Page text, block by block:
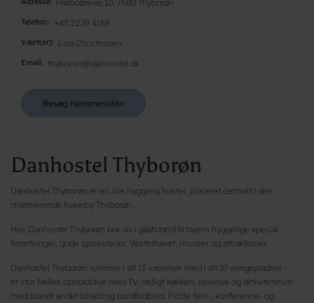
Harboørevej 10, 7680 Thyborøn
Telefon +45 2239 4183
Vært(er) Lisa Christensen
Email thyboron@danhostel.dk
Besøg hjemmesiden
Danhostel Thyborøn
Danhostel Thyborøn er en lille hyggelig hostel, placeret centralt i den
charmerende fiskerby Thyborøn.
Hos Danhostel Thyborøn bor du i gåafstand til byens hyggelige special
forretninger, gode spisesteder, Vesterhavet, museer og attraktioner.
Danhostel Thyborøn rummer i alt 15 værelser med i alt 37 sengepladser -
et stor fælles opholdstue med TV, dejligt køkken, spisesal og aktivitetsrum
med blandt andet billard og bordfodbold. Flotte fest-, konference- og